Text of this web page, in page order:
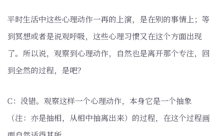
平时生活中这些心理动作一再的上演，是在别的事情上；等
到冥想或者是说观呼吸，这些心理习惯又在这个方面出现
了。所以说，观察到心理动作，自然也是离开那个专注，回
到全然的过程，是吧？
C：没错。观察这样一个心理动作，本身它是一个抽象
（注：亦是抽相，从相中抽离出来）的过程，在这个过程画